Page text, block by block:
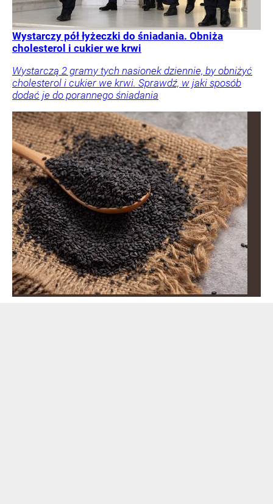
Wystarczy pół łyżeczki do śniadania. Obniża
cholesterol i cukier we krwi
Wystarczą 2 gramy tych nasionek dziennie, by obniżyć
cholesterol i cukier we krwi. Sprawdź, w jaki sposób
dodać je do porannego śniadania